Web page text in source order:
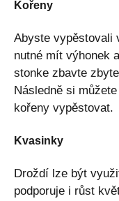
Kořeny
Abyste vypěstovali
nutné mít výhonek
stonke zbavte
Následně si
kořeny vypěstovat.
Kvasinky
Droždí lze být
podporuje i růst